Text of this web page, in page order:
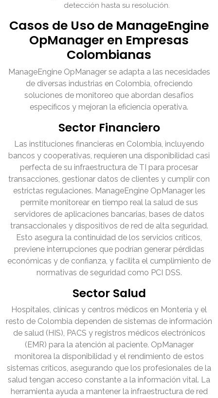
detección hasta su resolución.
Casos de Uso de ManageEngine
OpManager en Empresas
Colombianas
ManageEngine OpManager se adapta a las necesidades
de diversas industrias en Colombia, ofreciendo
soluciones de monitoreo que abordan desafíos
específicos y mejoran la eficiencia operativa.
Sector Financiero
Las instituciones financieras en Colombia, incluyendo
bancos y cooperativas, requieren una disponibilidad casi
perfecta de su infraestructura de TI para procesar
transacciones, gestionar datos de clientes y cumplir con
estrictas regulaciones. ManageEngine OpManager les
permite monitorear en tiempo real la salud de sus
servidores de aplicaciones bancarias, bases de datos
transaccionales y dispositivos de red de alta seguridad.
Esto asegura la continuidad de los servicios críticos,
previene interrupciones que podrían generar pérdidas
económicas y de confianza, y facilita el cumplimiento de
normativas de seguridad como PCI DSS.
Sector Salud
Hospitales, clínicas y centros médicos en Montería y el
resto de Colombia dependen de sistemas de información
de salud (HIS), PACS y registros médicos electrónicos
(EMR) para la atención al paciente. OpManager
monitorea la disponibilidad y el rendimiento de estos
sistemas críticos, asegurando que los profesionales de la
salud tengan acceso constante a la información vital. La
herramienta ayuda a mantener la infraestructura de red